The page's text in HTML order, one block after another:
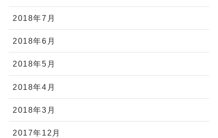
2018年7月
2018年6月
2018年5月
2018年4月
2018年3月
2017年12月